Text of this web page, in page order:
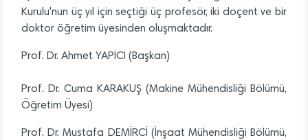
Kurulu'nun üç yıl için seçtiği üç profesör, iki doçent ve bir
doktor öğretim üyesinden oluşmaktadır.
Prof. Dr. Ahmet YAPICI (Başkan)
Prof. Dr. Cuma KARAKUŞ (Makine Mühendisliği Bölümü,
Öğretim Üyesi)
Prof. Dr. Mustafa DEMİRCİ (İnşaat Mühendisliği Bölümü,